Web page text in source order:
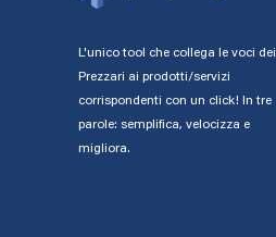
L'unico tool che collega le voci dei
Prezzari ai prodotti/servizi
corrispondenti con un click! In tre
parole: semplifica, velocizza e
migliora.